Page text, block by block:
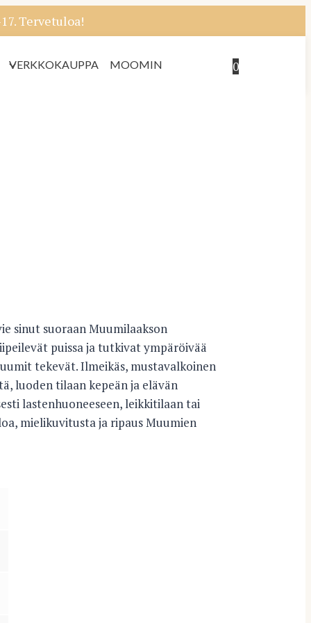
Tervetuloa!
VERKKOKAUPPA MOOMIN 0
sinut suoraan Muumilaakson
puissa ja tutkivat ympäröivää
tekevät. Ilmeikäs, mustavalkoinen
luoden tilaan kepeän ja elävän
lastenhuoneeseen, leikkitilaan tai
mielikuvitusta ja ripaus Muumien